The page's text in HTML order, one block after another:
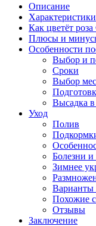
Описание
Как цветёт
Плюсы и
Особенности
Выбор и
Сроки
Выбор
Высадка в
Уход
Полив
Болезни и
Зимнее
Варианты
Похожие
Отзывы
Заключение